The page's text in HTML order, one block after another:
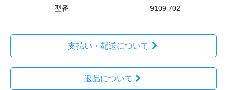
型番 9109 702
支払い・配送について
返品について